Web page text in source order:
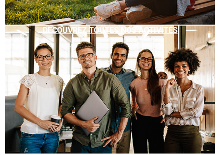
DÉCOUVREZ TOUTES NOS ACTIVITÉS